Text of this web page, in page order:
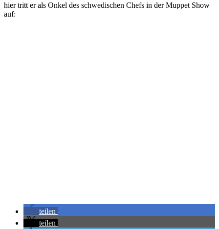
hier tritt er als Onkel des schwedischen Chefs in der Muppet Show
auf:
teilen
teilen